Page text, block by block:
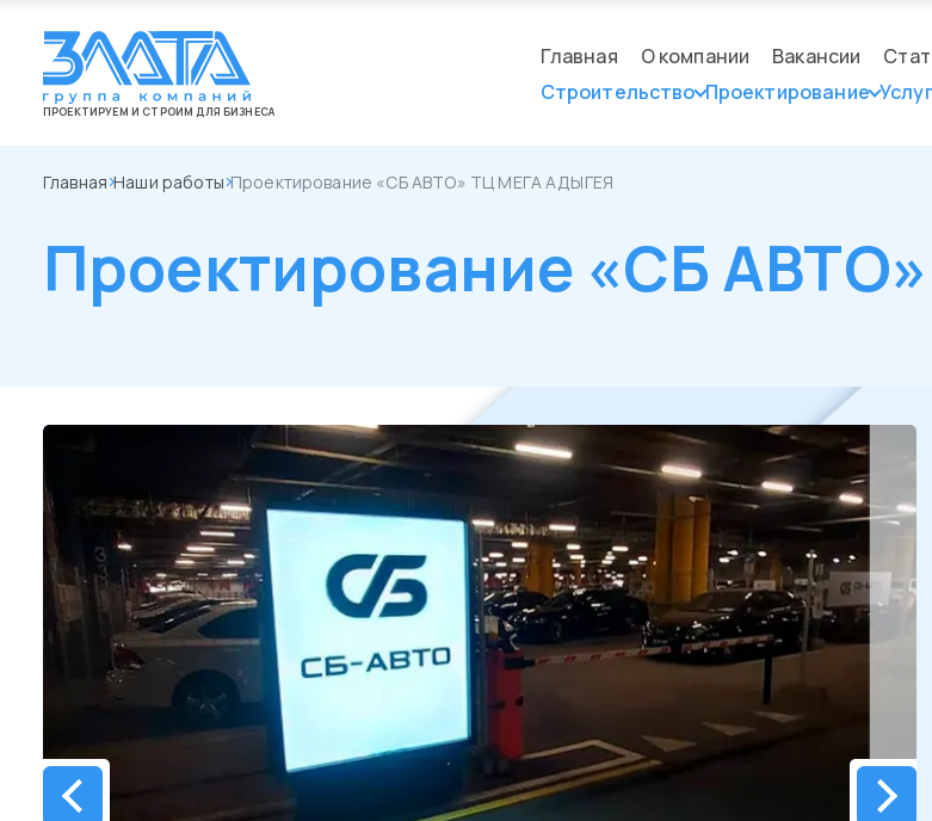
ПРОЕКТИРУЕМ И СТРОИМ ДЛЯ БИЗНЕСА
Главная О компании Вакансии
Строительство Проектирование
Главная Наши работы Проектирование «СБ АВТО» ТЦ МЕГА АДЫГЕЯ
Проектирование «СБ